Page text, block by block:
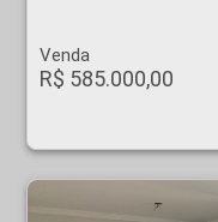
Venda
R$ 585.000,00